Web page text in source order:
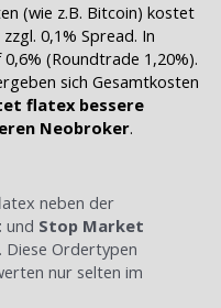
(wie z.B. Bitcoin) kostet
0,1% Spread. In
(Roundtrade 1,20%).
sich Gesamtkosten
flatex bessere
Neobroker.
neben der
und Stop Market
Diese Ordertypen
nur selten im